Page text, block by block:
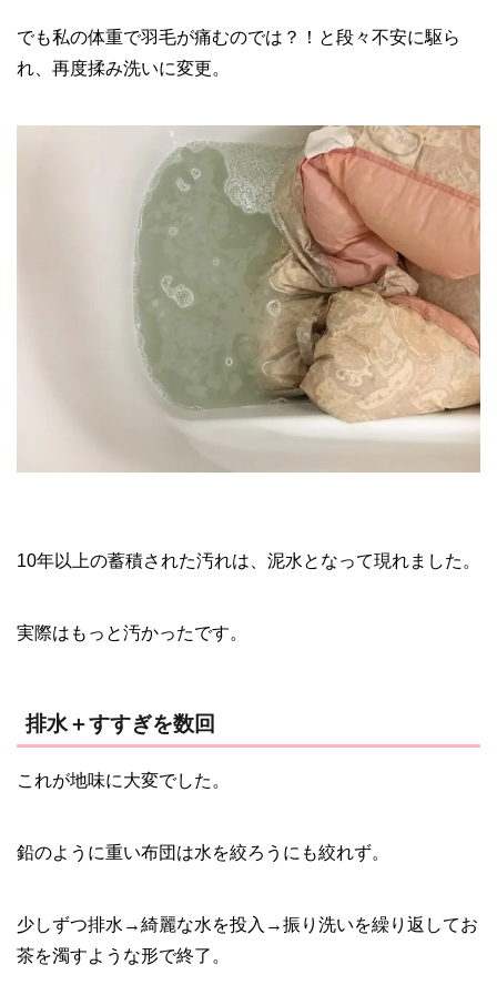
でも私の体重で羽毛が痛むのでは？！と段々不安に駆ら
れ、再度揉み洗いに変更。
10年以上の蓄積された汚れは、泥水となって現れました。
実際はもっと汚かったです。
排水＋すすぎを数回
これが地味に大変でした。
鉛のように重い布団は水を絞ろうにも絞れず。
少しずつ排水→綺麗な水を投入→振り洗いを繰り返してお
茶を濁すような形で終了。